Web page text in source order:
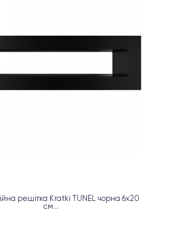
решітка Kratki TUNEL чорна 6х20
см...